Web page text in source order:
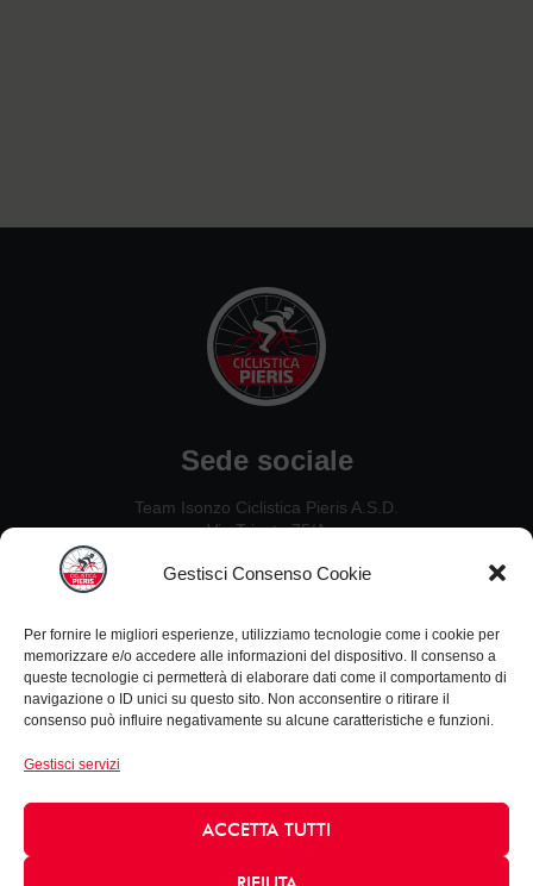
Gestisci Consenso Cookie
Per fornire le migliori esperienze, utilizziamo tecnologie come i cookie per
memorizzare e/o accedere alle informazioni del dispositivo. Il consenso a
queste tecnologie ci permetterà di elaborare dati come il comportamento di
navigazione o ID unici su questo sito. Non acconsentire o ritirare il
consenso può influire negativamente su alcune caratteristiche e funzioni.
Gestisci servizi
ACCETTA TUTTI
Sede sociale
Team Isonzo Ciclistica Pieris A.S.D.
Via Trieste 75/A
Ezio De Crignis: 328 2637451
Guido Carlet: 333 5342954
Nillo Canciani: 338 4933730
Leonardo Zanello: 347 4656952
Privacy Policy